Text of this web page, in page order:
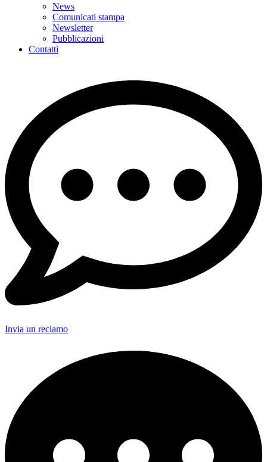
News
Comunicati stampa
Newsletter
Pubblicazioni
Contatti
Invia un reclamo